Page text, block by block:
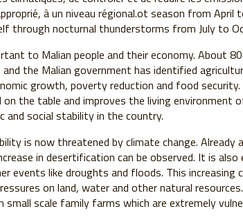
à un niveau régional.ot season from April
through nocturnal thunderstorms from July to
to Malian people and their economy. About
the Malian government has identified
growth, poverty reduction and food
the table and improves the living environment
and social stability in the country.
is now threatened by climate change. Already
in desertification can be observed. It is
events like droughts and floods. This increasing
on land, water and other natural
small scale family farms which are extremely